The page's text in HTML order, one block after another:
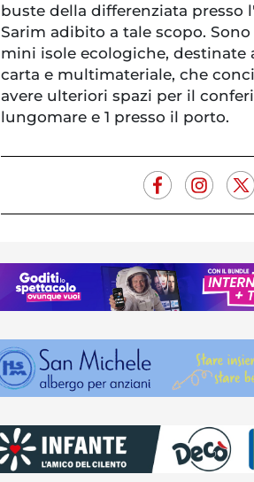
buste della differenziata
Sarim adibito a tale scopo.
mini isole ecologiche,
carta e multimateriale, che
avere ulteriori spazi per il
lungomare e 1 presso il porto.